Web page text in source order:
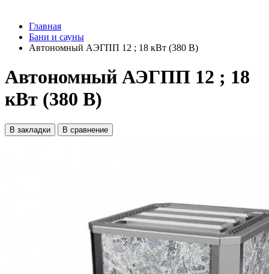
Главная
Бани и сауны
Автономный АЭГПП 12 ; 18 кВт (380 В)
Автономный АЭГПП 12 ; 18
кВт (380 В)
В закладки В сравнение